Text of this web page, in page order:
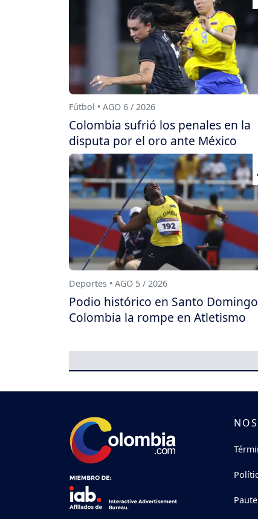
Fútbol • AGO 6 / 2026
Colombia sufrió los penales en la
disputa por el oro ante México
Deportes • AGO 5 / 2026
Podio histórico en Santo
Colombia la rompe en Atletismo